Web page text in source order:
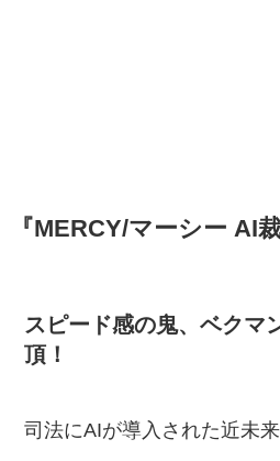
『MERCY/マーシー AI
スピード感の鬼、ベクマ
頂！
司法にAIが導入された近未